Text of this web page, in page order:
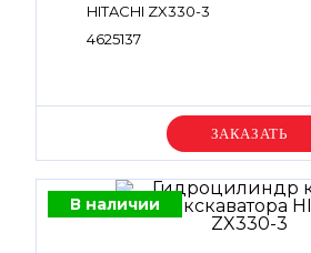
HITACHI ZX330-3
4625137
Уточняйте цену
В наличии